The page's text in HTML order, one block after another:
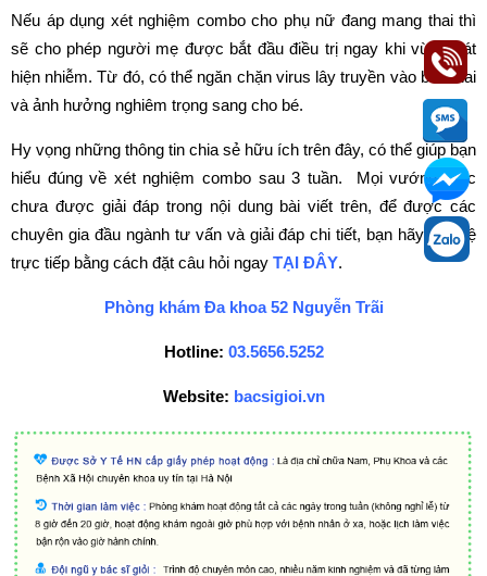
Nếu áp dụng xét nghiệm combo cho phụ nữ đang mang thai thì
sẽ cho phép người mẹ được bắt đầu điều trị ngay khi vừa phát
hiện nhiễm. Từ đó, có thể ngăn chặn virus lây truyền vào bào thai
và ảnh hưởng nghiêm trọng sang cho bé.
Hy vọng những thông tin chia sẻ hữu ích trên đây, có thể giúp bạn
hiểu đúng về xét nghiệm combo sau 3 tuần. Mọi vướng mắc
chưa được giải đáp trong nội dung bài viết trên, để được các
chuyên gia đầu ngành tư vấn và giải đáp chi tiết, bạn hãy liên hệ
trực tiếp bằng cách đặt câu hỏi ngay TẠI ĐÂY.
Phòng khám Đa khoa 52 Nguyễn Trãi
Hotline: 03.5656.5252
Website: bacsigioi.vn